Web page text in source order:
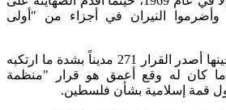
وأضرموا النيران في أجزاء من "أولى
وبرغم أن مجلس الأمن حينها أصدر القرار 271 مديناً بشدة ما ارتكبه
ما كان له وقع أعمق هو قرار "منظمة
أول قمة إسلامية بشأن فلسطين.